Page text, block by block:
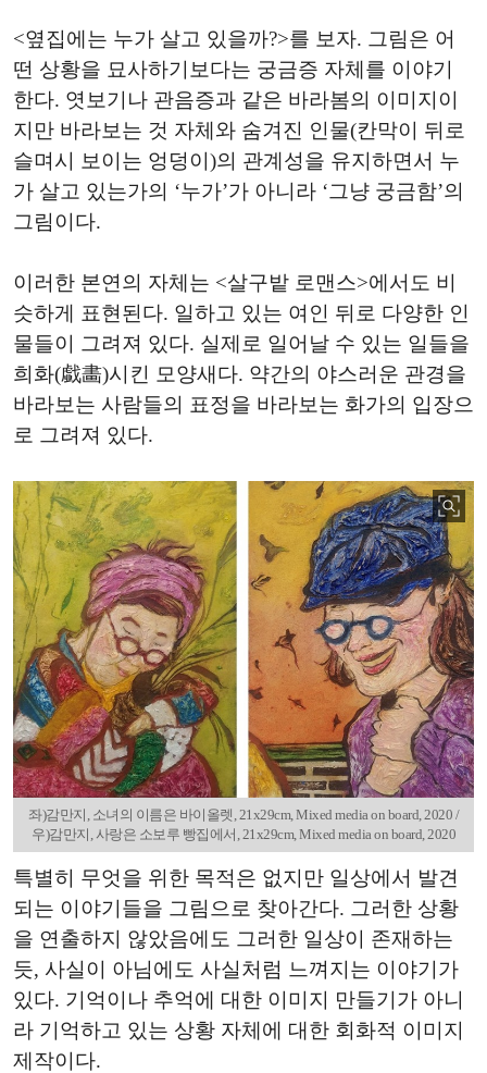
<옆집에는 누가 살고 있을까?>를 보자. 그림은 어
떤 상황을 묘사하기보다는 궁금증 자체를 이야기
한다. 엿보기나 관음증과 같은 바라봄의 이미지이
지만 바라보는 것 자체와 숨겨진 인물(칸막이 뒤로
슬며시 보이는 엉덩이)의 관계성을 유지하면서 누
가 살고 있는가의 ‘누가’가 아니라 ‘그냥 궁금함’의
그림이다.
이러한 본연의 자체는 <살구밭 로맨스>에서도 비
슷하게 표현된다. 일하고 있는 여인 뒤로 다양한 인
물들이 그려져 있다. 실제로 일어날 수 있는 일들을
희화(戱畵)시킨 모양새다. 약간의 야스러운 관경을
바라보는 사람들의 표정을 바라보는 화가의 입장으
로 그려져 있다.
좌)감만지, 소녀의 이름은 바이올렛, 21x29cm, Mixed media on board, 2020 /
우)감만지, 사랑은 소보루 빵집에서, 21x29cm, Mixed media on board, 2020
특별히 무엇을 위한 목적은 없지만 일상에서 발견
되는 이야기들을 그림으로 찾아간다. 그러한 상황
을 연출하지 않았음에도 그러한 일상이 존재하는
듯, 사실이 아님에도 사실처럼 느껴지는 이야기가
있다. 기억이나 추억에 대한 이미지 만들기가 아니
라 기억하고 있는 상황 자체에 대한 회화적 이미지
제작이다.